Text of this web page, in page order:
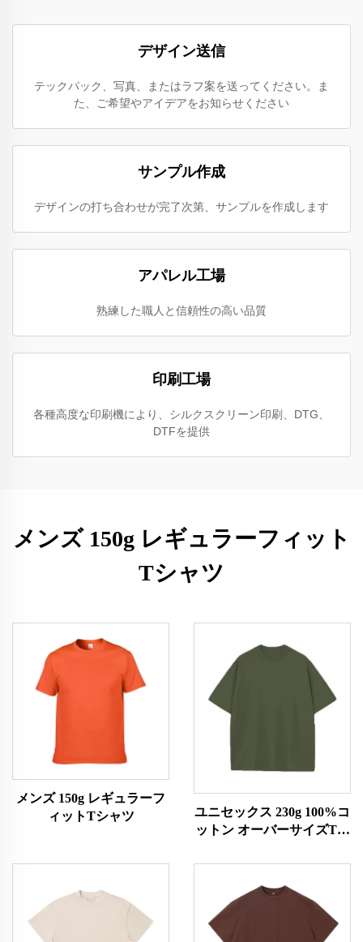
デザイン送信
テックパック、写真、またはラフ案を送ってください。ま
た、ご希望やアイデアをお知らせください
サンプル作成
デザインの打ち合わせが完了次第、サンプルを作成します
アパレル工場
熟練した職人と信頼性の高い品質
印刷工場
各種高度な印刷機により、シルクスクリーン印刷、DTG、
DTFを提供
メンズ 150g レギュラーフィット
Tシャツ
メンズ 150g レギュラーフ
ィットTシャツ
ユニセックス 230g 100%コ
ットン オーバーサイズTシ